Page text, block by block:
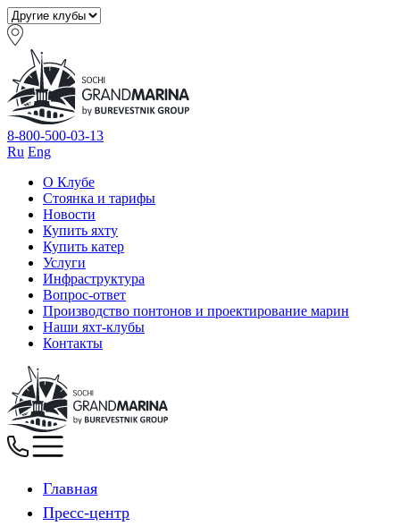
8-800-500-03-13
Ru Eng
О Клубе
Стоянка и тарифы
Новости
Купить яхту
Купить катер
Услуги
Инфраструктура
Вопрос-ответ
Производство понтонов и проектирование марин
Наши яхт-клубы
Контакты
Главная
Пресс-центр